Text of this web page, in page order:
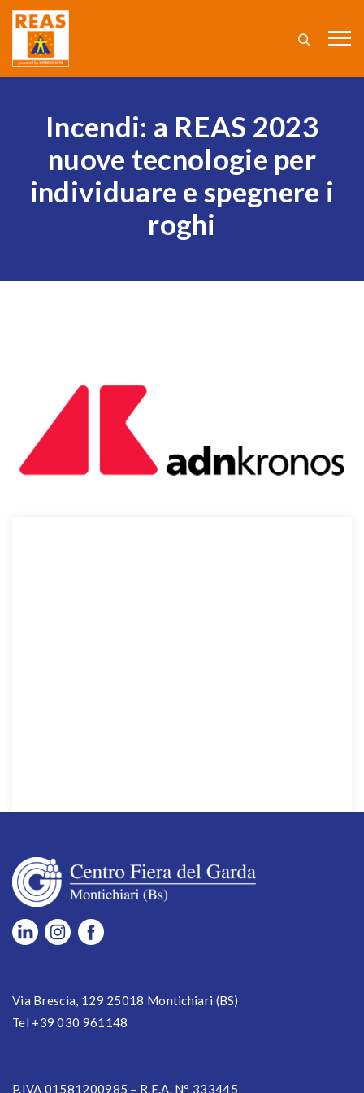
Incendi: a REAS 2023
nuove tecnologie per
individuare e spegnere i
roghi
Via Brescia, 129 25018 Montichiari (BS)
Tel +39 030 961148
P.IVA 01581200985 – R.E.A. N° 333445